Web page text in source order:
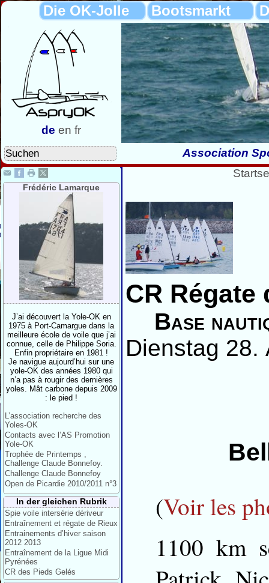
Die OK-Jolle Bootsmarkt
de en fr
Association
Frédéric Lamarque
J’ai découvert la Yole-OK en
1975 à Port-Camargue dans la
meilleure école de voile que j’ai
connue, celle de Philippe Soria.
Enfin propriétaire en 1981 !
Je navigue aujourd’hui sur une
yole-OK des années 1980 qui
n’a pas à rougir des dernières
yoles. Mât carbone depuis 2009
: le pied !
L’association recherche des
Yoles-OK
Contacts avec l’AS Promotion
Yole-OK
Trophée de Printemps ,
Challenge Claude Bonnefoy.
Challenge Claude Bonnefoy
Open de Picardie 2010/2011 n°3
In der gleichen Rubrik
Spie voile intersérie dériveur
Entraînement et régate de Rieux
Entrainements d’hiver saison
2012 2013
Entraînement de la Ligue Midi
Pyrénées
CR des Pieds Gelés
CR Régate
Base
Dienstag 28.
(Voir les
1100 km